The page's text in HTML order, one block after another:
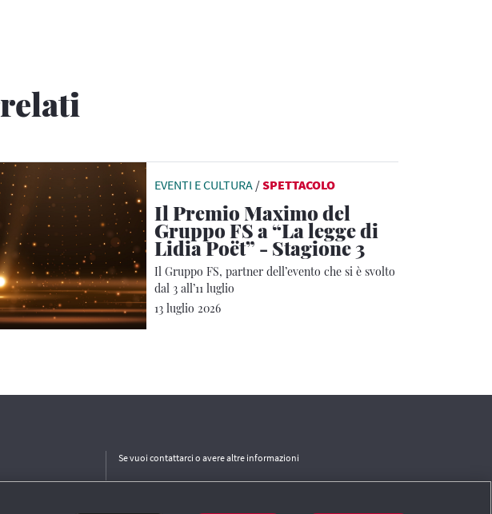
EVENTI E CULTURA /SPETTACOLO
Il Premio Maximo del
Gruppo FS a “La legge di
Lidia Poët” - Stagione 3
Il Gruppo FS, partner dell’evento che si è svolto
dal 3 all’11 luglio
13 luglio 2026
Se vuoi contattarci o avere altre informazioni